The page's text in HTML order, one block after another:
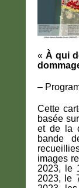
« À qui
–
Cette
basée
et de la
bande
images
2023, le
2023, le